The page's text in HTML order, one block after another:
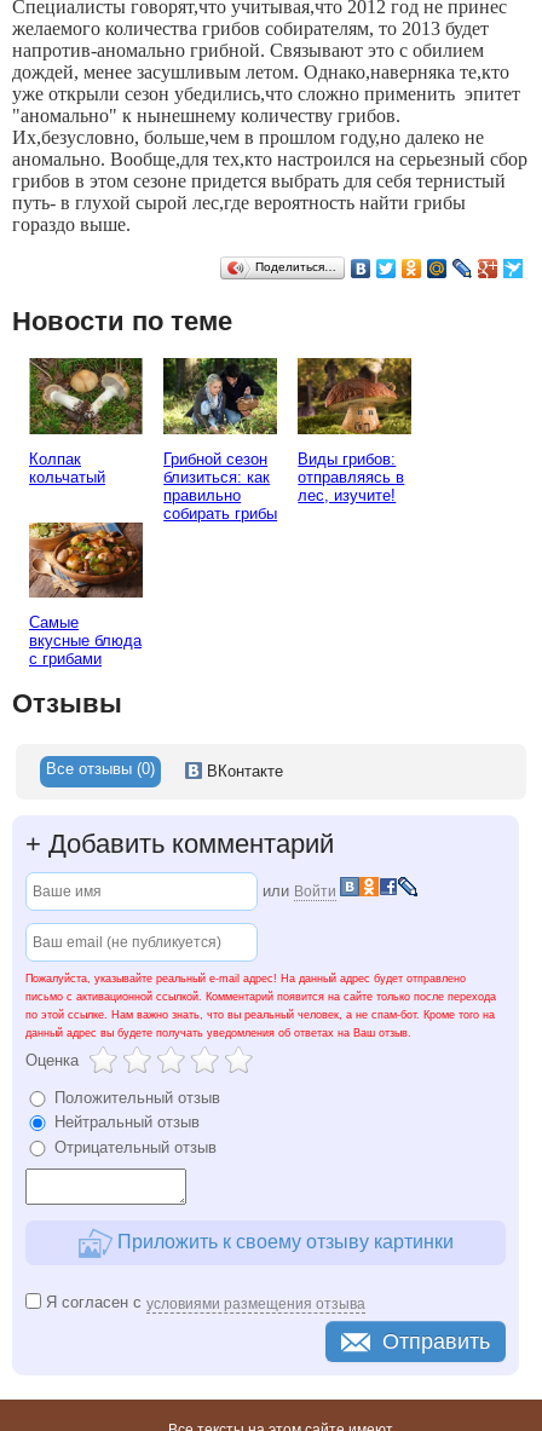
Специалисты говорят,что учитывая,что 2012 год не принес
желаемого количества грибов собирателям, то 2013 будет
напротив-аномально грибной. Связывают это с обилием
дождей, менее засушливым летом. Однако,наверняка те,кто
уже открыли сезон убедились,что сложно применить эпитет
"аномально" к нынешнему количеству грибов.
Их,безусловно, больше,чем в прошлом году,но далеко не
аномально. Вообще,для тех,кто настроился на серьезный сбор
грибов в этом сезоне придется выбрать для себя тернистый
путь- в глухой сырой лес,где вероятность найти грибы
гораздо выше.
Поделиться…
Новости по теме
Колпак
кольчатый
Грибной сезон
близиться: как
правильно
собирать грибы
Виды грибов:
отправляясь в
лес, изучите!
Самые
вкусные блюда
с грибами
Отзывы
Все отзывы (0) ВКонтакте
+ Добавить комментарий
или Войти
Пожалуйста, указывайте реальный e-mail адрес! На данный адрес будет отправлено
письмо с активационной ссылкой. Комментарий появится на сайте только после перехода
по этой ссылке. Нам важно знать, что вы реальный человек, а не спам-бот. Кроме того на
данный адрес вы будете получать уведомления об ответах на Ваш отзыв.
Оценка
Положительный отзыв
Нейтральный отзыв
Отрицательный отзыв
Приложить к своему отзыву картинки
Я согласен с условиями размещения отзыва
Отправить